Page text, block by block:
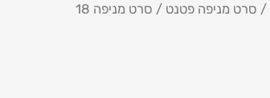
/ סרט מניפה פטנט / סרט מניפה 18